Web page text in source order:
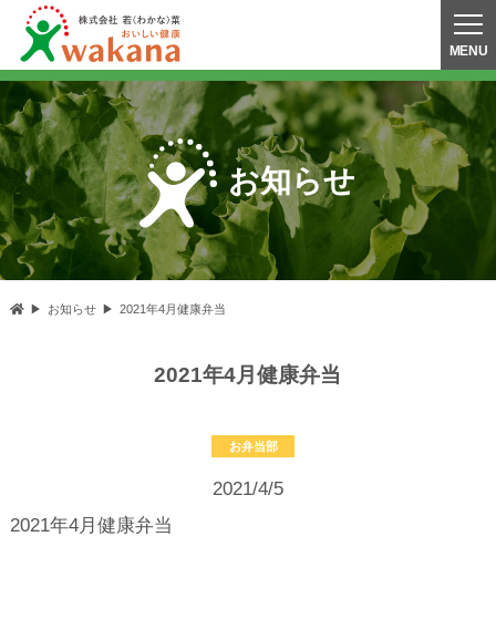
お知らせ
お知らせ 2021年4月健康弁当
2021年4月健康弁当
お弁当部
2021/4/5
2021年4月健康弁当